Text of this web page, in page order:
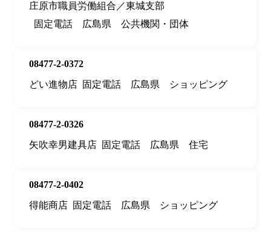
庄原市職員労働組合／東城支部
固定電話
広島県 公共機関・団体
08477-2-0372
どい進物店 固定電話 広島県 ショッピング
08477-2-0326
矢吹幸男建具店 固定電話 広島県 住宅
08477-2-0402
得能商店 固定電話 広島県 ショッピング